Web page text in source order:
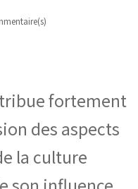
fortement
des aspects
la culture